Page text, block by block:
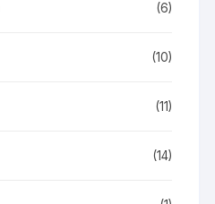
(6)
(10)
(11)
(14)